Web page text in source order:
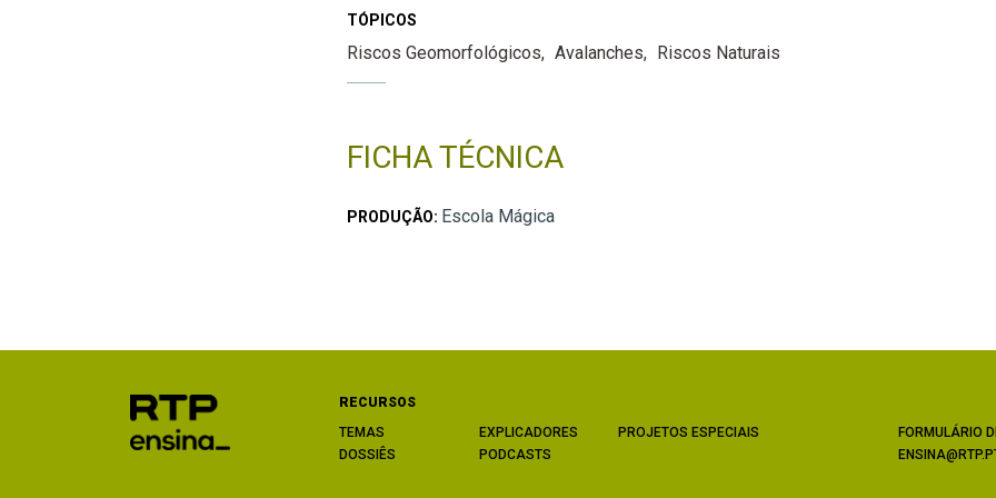
TÓPICOS
Riscos Geomorfológicos Avalanches Riscos Naturais
FICHA TÉCNICA
PRODUÇÃO: Escola Mágica
RECURSOS
TEMAS
DOSSIÊS
EXPLICADORES
PODCASTS
PROJETOS ESPECIAIS
FORMULÁRIO